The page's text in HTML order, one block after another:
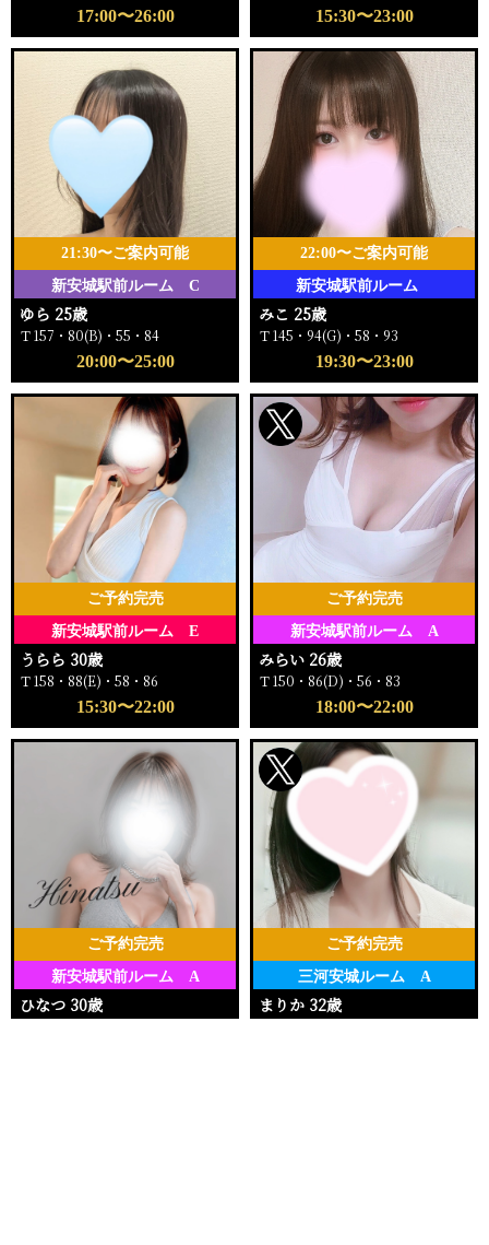
17:00〜26:00
15:30〜23:00
新安城駅前ルーム C
21:30〜ご案内可能
ゆら 25歳
Ｔ157・80(B)・55・84
20:00〜25:00
新安城駅前ルーム
22:00〜ご案内可能
みこ 25歳
Ｔ145・94(G)・58・93
19:30〜23:00
新安城駅前ルーム E
ご予約完売
うらら 30歳
Ｔ158・88(E)・58・86
15:30〜22:00
新安城駅前ルーム A
ご予約完売
みらい 26歳
Ｔ150・86(D)・56・83
18:00〜22:00
新安城駅前ルーム A
ご予約完売
ひなつ 30歳
三河安城ルーム A
ご予約完売
まりか 32歳